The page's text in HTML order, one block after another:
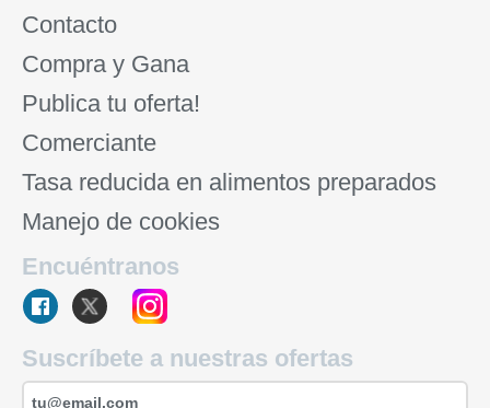
Contacto
Compra y Gana
Publica tu oferta!
Comerciante
Tasa reducida en alimentos preparados
Manejo de cookies
Encuéntranos
Suscríbete a nuestras ofertas